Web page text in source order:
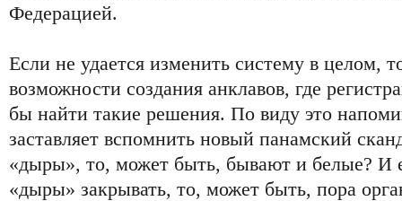
Федерацией.
Если не удается изменить систему в целом,
возможности создания анклавов, где
бы найти такие решения. По виду это
заставляет вспомнить новый панамский
«дыры», то, может быть, бывают и белые? И
«дыры» закрывать, то, может быть, пора